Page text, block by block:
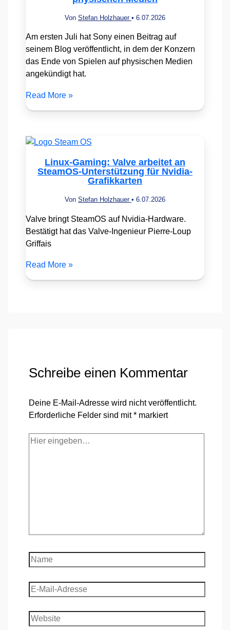
Von Stefan Holzhauer • 6.07.2026
Am ersten Juli hat Sony einen Beitrag auf
seinem Blog veröffentlicht, in dem der Konzern
das Ende von Spielen auf physischen Medien
angekündigt hat.
Read More »
Linux-Gaming: Valve arbeitet an
SteamOS-Unterstützung für Nvidia-
Grafikkarten
Von Stefan Holzhauer • 6.07.2026
Valve bringt SteamOS auf Nvidia-Hardware.
Bestätigt hat das Valve-Ingenieur Pierre-Loup
Griffais
Read More »
Schreibe einen Kommentar
Deine E-Mail-Adresse wird nicht veröffentlicht.
Erforderliche Felder sind mit* markiert
Hier
Name
E-
Mail-
Adresse
Website